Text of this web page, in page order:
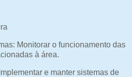
Monitorar o funcionamento das
à área.
e manter sistemas de